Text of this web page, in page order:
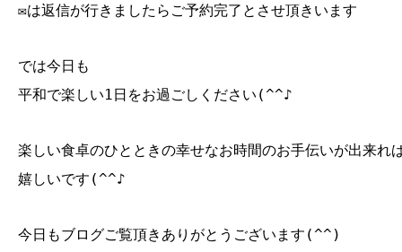
✉は返信が行きましたらご予約完了とさせ頂きいます
では今日も
平和で楽しい1日をお過ごしください(^^♪
楽しい食卓のひとときの幸せなお時間のお手伝いが出来れ
嬉しいです(^^♪
今日もブログご覧頂きありがとうございます(^^)